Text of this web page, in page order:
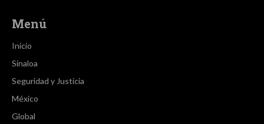
Menú
Inicio
Sinaloa
Seguridad y Justicia
México
Global